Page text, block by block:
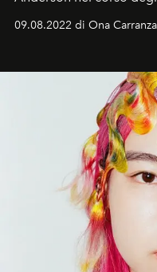
09.08.2022 di Ona Carranza